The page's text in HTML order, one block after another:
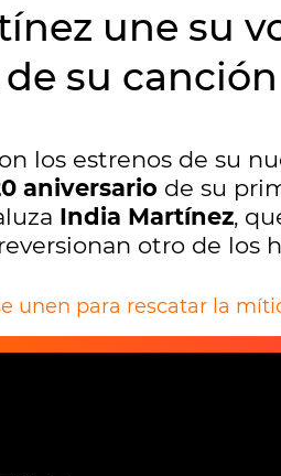
une su
su
los estrenos de su
aniversario de su
India Martínez,
otro de los
unen para rescatar la